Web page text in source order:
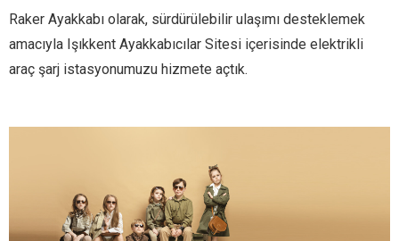
Raker Ayakkabı olarak, sürdürülebilir ulaşımı desteklemek
amacıyla Işıkkent Ayakkabıcılar Sitesi içerisinde elektrikli
araç şarj istasyonumuzu hizmete açtık.